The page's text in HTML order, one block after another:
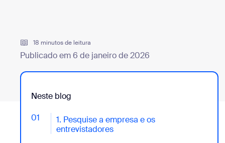
Central de downloads+1.888.799.9666
18 minutos de leitura
Publicado em 6 de janeiro de 2026
Neste blog
01
1. Pesquise a empresa e os
entrevistadores
- Jumplink to 1. Pesquise a empresa e os